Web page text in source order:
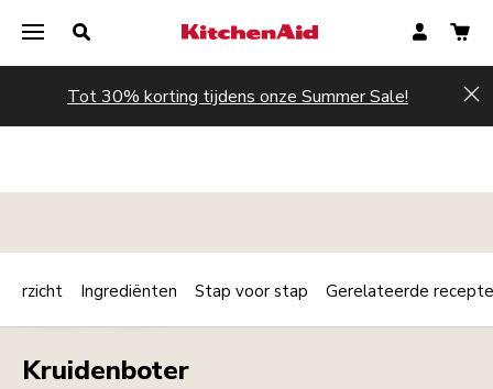
Tot 30% korting tijdens onze Summer Sale!
AMUSE KOUD Print
Share
Kruidenboter
Ingrediënten Stap voor stap Gerelateerde